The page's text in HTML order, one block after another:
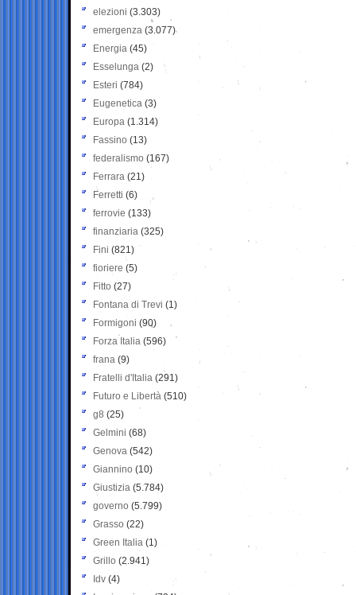
elezioni (3.303)
emergenza (3.077)
Energia (45)
Esselunga (2)
Esteri (784)
Eugenetica (3)
Europa (1.314)
Fassino (13)
federalismo (167)
Ferrara (21)
Ferretti (6)
ferrovie (133)
finanziaria (325)
Fini (821)
fioriere (5)
Fitto (27)
Fontana di Trevi (1)
Formigoni (90)
Forza Italia (596)
frana (9)
Fratelli d'Italia (291)
Futuro e Libertà (510)
g8 (25)
Gelmini (68)
Genova (542)
Giannino (10)
Giustizia (5.784)
governo (5.799)
Grasso (22)
Green Italia (1)
Grillo (2.941)
Idv (4)